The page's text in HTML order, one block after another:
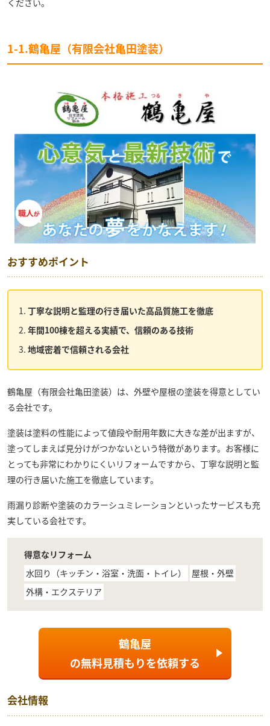
1-1.鶴亀屋（有限会社亀田塗装）
おすすめポイント
丁寧な説明と監理の行き届いた高品質施工を徹底
年間100棟を超える実績で、信頼のある技術
地域密着で信頼される会社
鶴亀屋（有限会社亀田塗装） は、外壁や屋根の塗装を得意としてい
る会社です。
塗装は塗料の性能によって値段や耐用年数に大きな差が出ますが、
塗ってしまえば見分けがつかないという特徴があります。お客様に
とっても非常にわかりにくいリフォームですから、丁寧な説明と監
理の行き届いた施工を徹底しています。
雨漏り診断や塗装のカラーシュミレーションといったサービスも充
実している会社です。
得意なリフォーム
水回り（キッチン・浴室・洗面・トイレ）
屋根・外壁
外構・エクステリア
鶴亀屋
の無料見積もりを依頼する
会社情報